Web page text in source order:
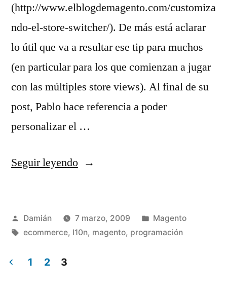
(http://www.elblogdemagento.com/customiza
ndo-el-store-switcher/). De más está aclarar
lo útil que va a resultar ese tip para muchos
(en particular para los que comienzan a jugar
con las múltiples store views). Al final de su
post, Pablo hace referencia a poder
personalizar el …
Seguir leyendo«Personalizando
switcher
Publicado
por
Damián 7 marzo, 2009
Publicado
en
Magento
Etiquetas:
ecommerce, l10n, magento, programación
1 2 3